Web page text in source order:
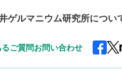
ゲルマニウム研究所につい
ご質問お問い合わせ